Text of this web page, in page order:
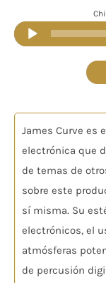
James Curve es
electrónica que
de temas de
sobre este
sí misma. Su
electrónicos, el
atmósferas
de percusión